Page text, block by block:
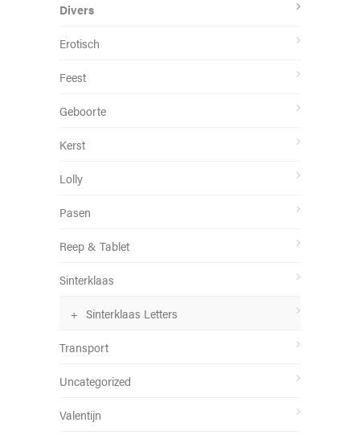
Divers
Erotisch
Feest
Geboorte
Kerst
Lolly
Pasen
Reep & Tablet
Sinterklaas
Sinterklaas Letters
Transport
Uncategorized
Valentijn